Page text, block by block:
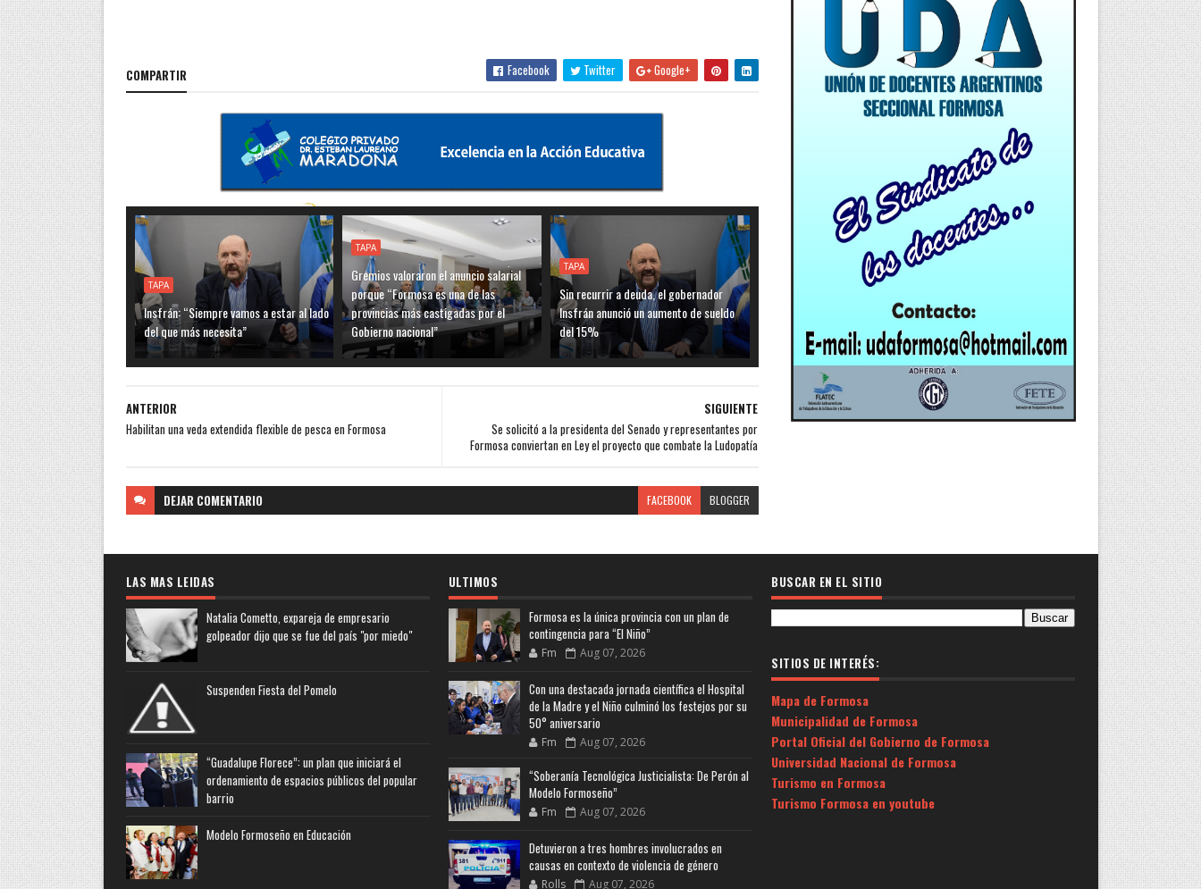
COMPARTIR Facebook Twitter Google+
TAPA
Insfrán: “Siempre vamos a estar al lado
del que más necesita”
TAPA
Gremios valoraron el anuncio salarial
porque “Formosa es una de las
provincias más castigadas por el
Gobierno nacional”
TAPA
Sin recurrir a deuda, el gobernador
Insfrán anunció un aumento de sueldo
del 15%
SIGUIENTE
Se solicitó a la presidenta del Senado y representantes por
Formosa conviertan en Ley el proyecto que combate la Ludopatía
ANTERIOR
Habilitan una veda extendida flexible de pesca en Formosa
DEJAR COMENTARIO FACEBOOK BLOGGER
LAS MAS LEIDAS
Natalia Cometto, expareja de empresario
golpeador dijo que se fue del país "por miedo"
Suspenden Fiesta del Pomelo
“Guadalupe Florece”: un plan que iniciará el
ordenamiento de espacios públicos del popular
barrio
Modelo Formoseño en Educación
ULTIMOS
Formosa es la única provincia con un plan de
contingencia para “El Niño”
Fm Aug 07, 2026
Con una destacada jornada científica el Hospital
de la Madre y el Niño culminó los festejos por su
50° aniversario
Fm Aug 07, 2026
“Soberanía Tecnológica Justicialista: De Perón al
Modelo Formoseño”
Fm Aug 07, 2026
Detuvieron a tres hombres involucrados en
causas en contexto de violencia de género
Rolls Aug 07, 2026
BUSCAR EN EL SITIO
SITIOS DE INTERÉS:
Mapa de Formosa
Municipalidad de Formosa
Portal Oficial del Gobierno de Formosa
Universidad Nacional de Formosa
Turismo en Formosa
Turismo Formosa en youtube